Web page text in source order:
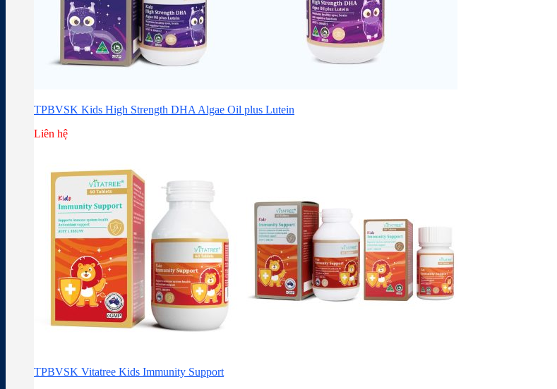
TPBVSK Kids High Strength DHA Algae Oil plus Lutein
Liên hệ
TPBVSK Vitatree Kids Immunity Support